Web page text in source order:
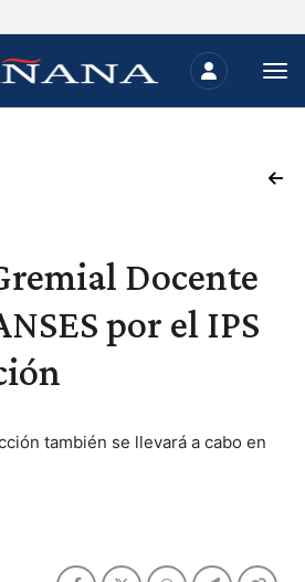
Docente
por el IPS
también se llevará a cabo en